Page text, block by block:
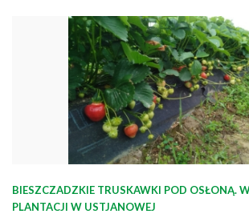
BIESZCZADZKIE TRUSKAWKI POD OSŁONĄ.
PLANTACJI W USTJANOWEJ